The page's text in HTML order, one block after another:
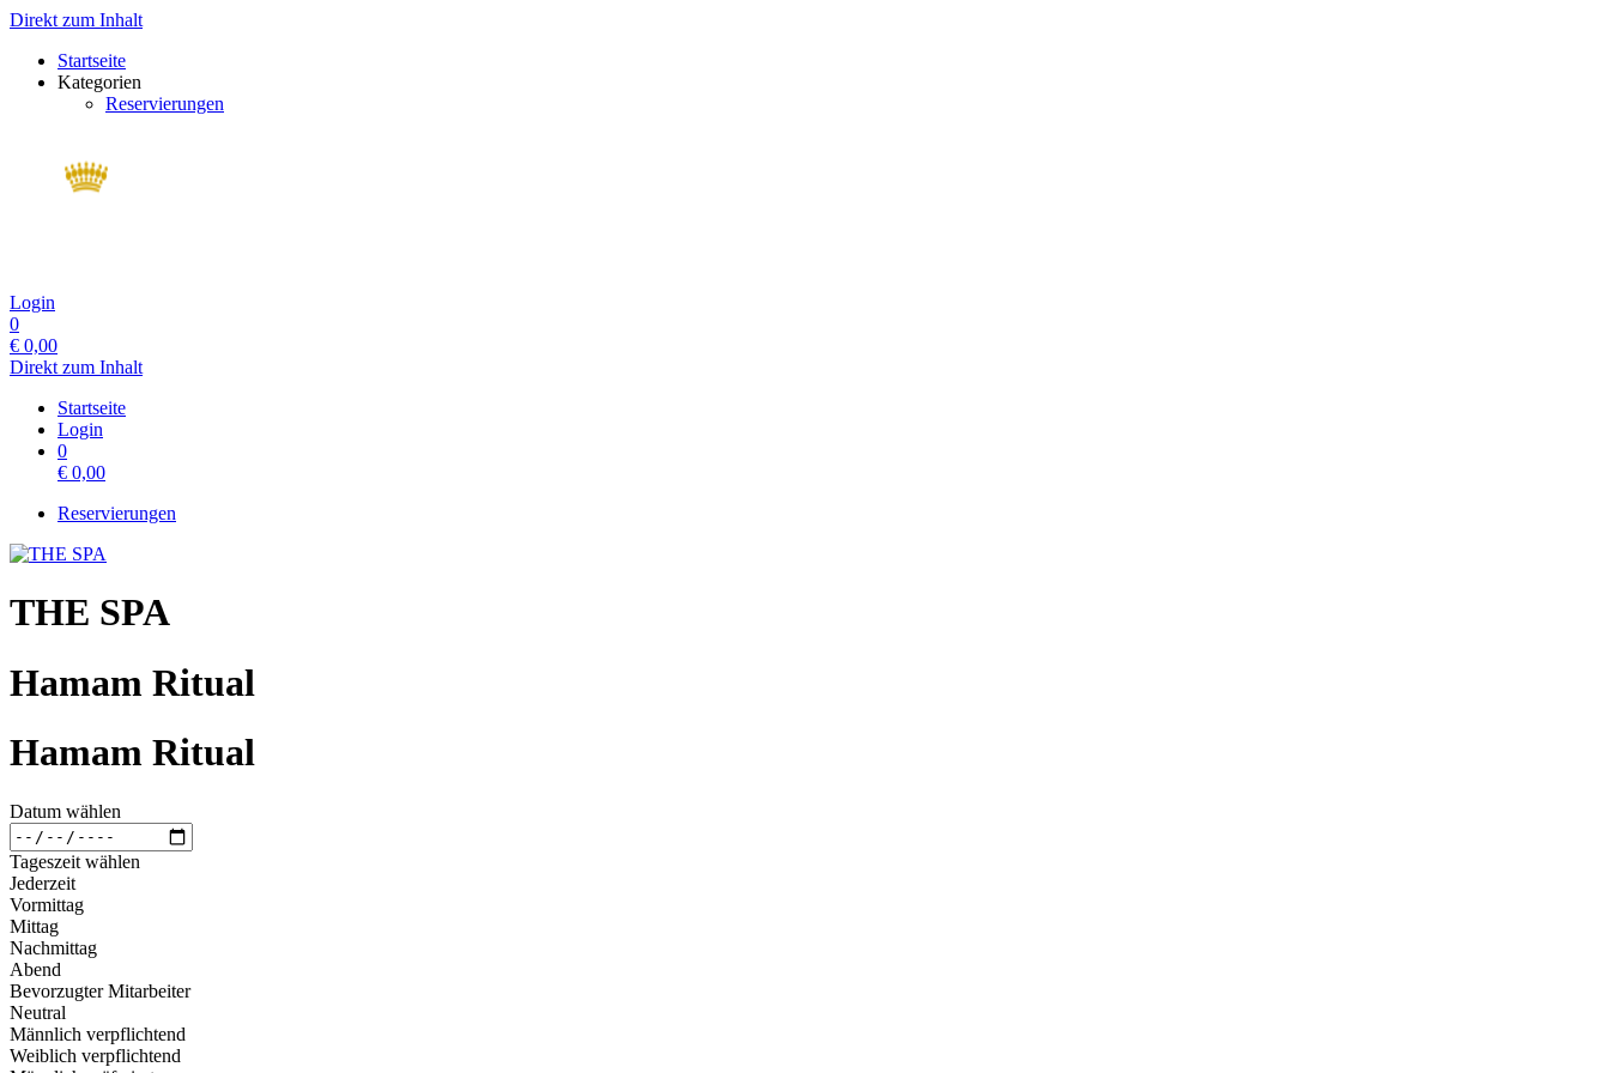
Direkt zum Inhalt
Startseite
Kategorien
Reservierungen
Login
0
€ 0,00
Direkt zum Inhalt
Startseite
Login
0
€ 0,00
Reservierungen
THE SPA
Hamam Ritual
Hamam Ritual
Datum wählen
Tageszeit wählen
Jederzeit
Vormittag
Mittag
Nachmittag
Abend
Bevorzugter Mitarbeiter
Neutral
Männlich verpflichtend
Weiblich verpflichtend